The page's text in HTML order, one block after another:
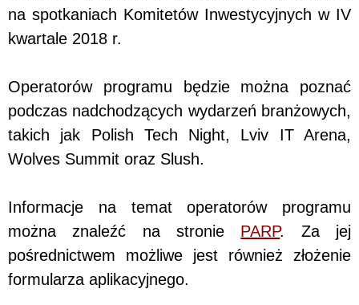
na spotkaniach Komitetów Inwestycyjnych w IV
kwartale 2018 r.
Operatorów programu będzie można poznać
podczas nadchodzących wydarzeń branżowych,
takich jak Polish Tech Night, Lviv IT Arena,
Wolves Summit oraz Slush.
Informacje na temat operatorów programu
można znaleźć na stronie PARP. Za jej
pośrednictwem możliwe jest również złożenie
formularza aplikacyjnego.